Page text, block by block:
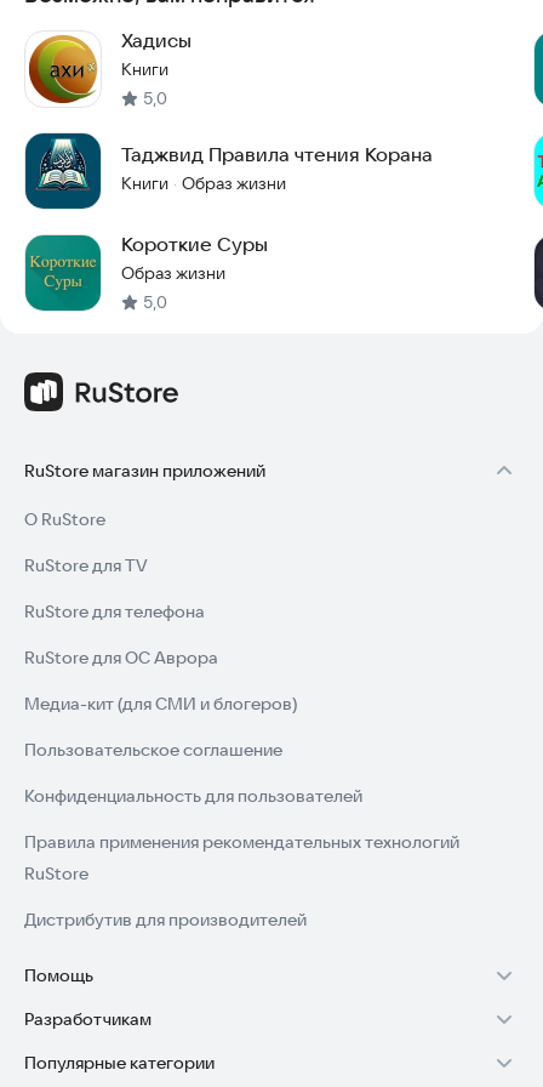
Попробуйте углубиться в эти истины и сделать молитву
частью своей жизни.
Хадисы
Книги
5,0
Таджвид Правила чтения Корана
Книги · Образ жизни
Короткие Суры
Образ жизни
5,0
RuStore магазин приложений
О RuStore
RuStore для TV
RuStore для телефона
RuStore для ОС Аврора
Медиа-кит (для СМИ и блогеров)
Пользовательское соглашение
Конфиденциальность для пользователей
Правила применения рекомендательных технологий
RuStore
Дистрибутив для производителей
Помощь
Установка RuStore на TV
Установка RuStore на телефон
Разработчикам
Зарабатывать с RuStore
Популярные категории